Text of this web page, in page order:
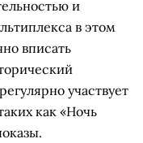
и
в этом
вписать
участвует
как «Ночь